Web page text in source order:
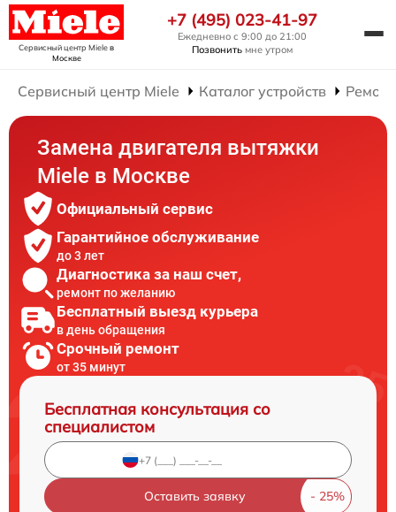
Сервисный центр Mieleв
Москве
+7 (495) 023-41-97
Ежедневно с 9:00 до 21:00
Позвонить мне утром
Сервисный центр Miele Каталог устройств
Замена двигателя вытяжки
Miele в Москве
Официальный сервис
Гарантийное обслуживание
до 3 лет
Диагностика за наш счет,
ремонт по желанию
Бесплатный выезд курьера
в день обращения
Срочный ремонт
от 35 минут
Бесплатная консультация со
специалистом
Оставить заявку